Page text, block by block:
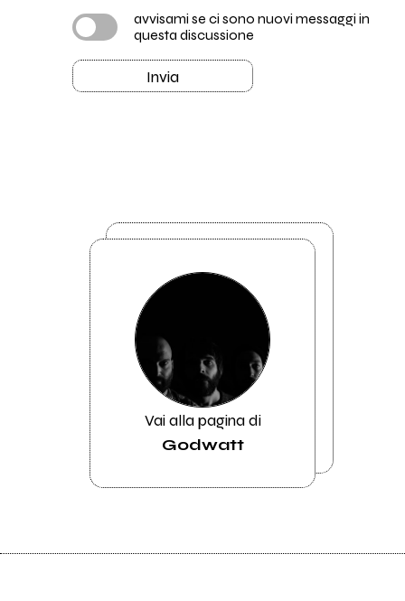
avvisami se ci sono nuovi messaggi in
questa discussione
Invia
Vai alla pagina di
Godwatt